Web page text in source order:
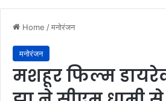
Home /मनोरंजन
मनोरंजन
मशहूर फिल्म